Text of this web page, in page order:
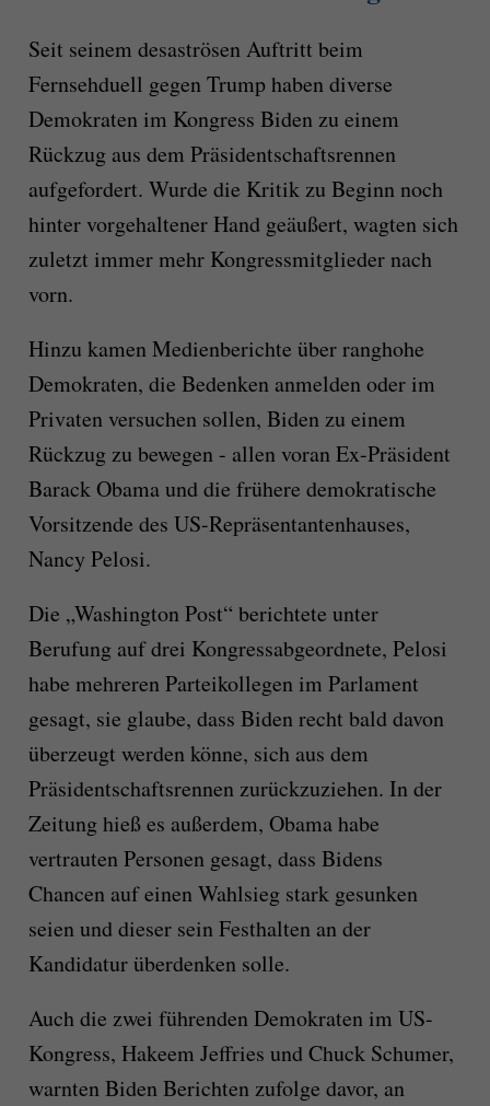
Seit seinem desaströsen Auftritt beim
Fernsehduell gegen Trump haben diverse
Demokraten im Kongress Biden zu einem
Rückzug aus dem Präsidentschaftsrennen
aufgefordert. Wurde die Kritik zu Beginn noch
hinter vorgehaltener Hand geäußert, wagten sich
zuletzt immer mehr Kongressmitglieder nach
vorn.
Hinzu kamen Medienberichte über ranghohe
Demokraten, die Bedenken anmelden oder im
Privaten versuchen sollen, Biden zu einem
Rückzug zu bewegen - allen voran Ex-Präsident
Barack Obama und die frühere demokratische
Vorsitzende des US-Repräsentantenhauses,
Nancy Pelosi.
Die „Washington Post“ berichtete unter
Berufung auf drei Kongressabgeordnete, Pelosi
habe mehreren Parteikollegen im Parlament
gesagt, sie glaube, dass Biden recht bald davon
überzeugt werden könne, sich aus dem
Präsidentschaftsrennen zurückzuziehen. In der
Zeitung hieß es außerdem, Obama habe
vertrauten Personen gesagt, dass Bidens
Chancen auf einen Wahlsieg stark gesunken
seien und dieser sein Festhalten an der
Kandidatur überdenken solle.
Auch die zwei führenden Demokraten im US-
Kongress, Hakeem Jeffries und Chuck Schumer,
warnten Biden Berichten zufolge davor, an